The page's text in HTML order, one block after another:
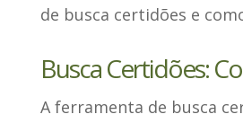
de busca certidões e
Busca Certidões:
A ferramenta de busca